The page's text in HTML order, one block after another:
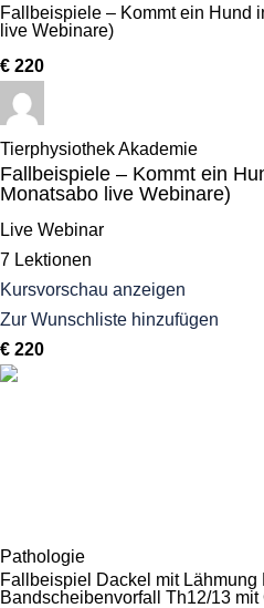
Fallbeispiele – Kommt ein Hund
live Webinare)
€ 220
Tierphysiothek Akademie
Fallbeispiele – Kommt ein
Monatsabo live Webinare)
Live Webinar
7 Lektionen
Kursvorschau anzeigen
Zur Wunschliste hinzufügen
€ 220
Pathologie
Fallbeispiel Dackel mit Lähmung
Bandscheibenvorfall Th12/13